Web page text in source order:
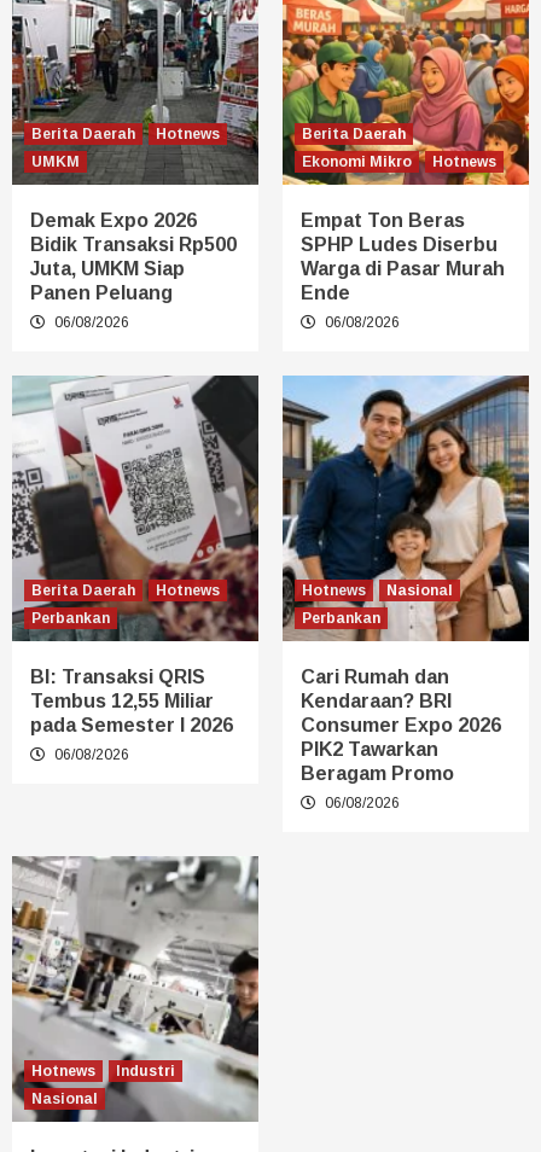
Berita Daerah
Hotnews
UMKM
Demak Expo 2026
Bidik Transaksi Rp500
Juta, UMKM Siap
Panen Peluang
06/08/2026
Berita Daerah
Ekonomi Mikro
Hotnews
Empat Ton Beras
SPHP Ludes Diserbu
Warga di Pasar Murah
Ende
06/08/2026
Berita Daerah
Hotnews
Perbankan
BI: Transaksi QRIS
Tembus 12,55 Miliar
pada Semester I 2026
06/08/2026
Hotnews
Nasional
Perbankan
Cari Rumah dan
Kendaraan? BRI
Consumer Expo 2026
PIK2 Tawarkan
Beragam Promo
06/08/2026
Hotnews
Industri
Nasional